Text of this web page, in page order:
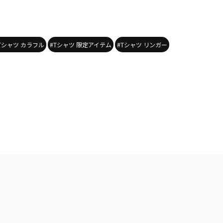
ャツ カラフル #Tシャツ 限定アイテム #Tシャツ リンガー